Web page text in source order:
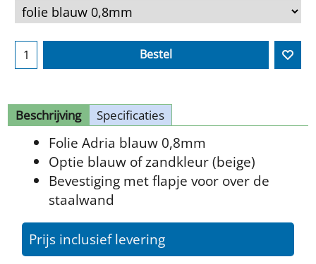
Bestel
Beschrijving Specificaties
Folie Adria blauw 0,8mm
Optie blauw of zandkleur (beige)
Bevestiging met flapje voor over de
staalwand
Prijs inclusief levering